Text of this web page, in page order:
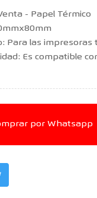
- Papel Térmico
Para las impresoras
Es compatible
por Whatsapp